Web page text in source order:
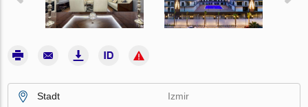
Stadt
Izmir